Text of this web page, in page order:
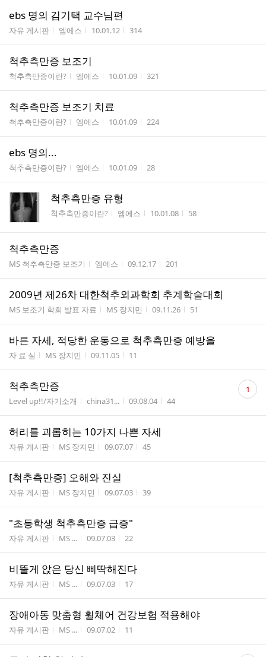
ebs 명의 김기택 교수님편
게시판명
자유 게시판 작성자
엠에스 작성시간
10.01.12 조회수
314
척추측만증 보조기
게시판명
척추측만증이란? 작성자
엠에스 작성시간
10.01.09 조회수
321
척추측만증 보조기 치료
게시판명
척추측만증이란? 작성자
엠에스 작성시간
10.01.09 조회수
224
ebs 명의...
게시판명
척추측만증이란? 작성자
엠에스 작성시간
10.01.09 조회수
28
척추측만증 유형
게시판명
척추측만증이란? 작성자
엠에스 작성시간
10.01.08 조회수
58
척추측만증
게시판명
MS 척추측만증 보조기 작성자
엠에스 작성시간
09.12.17 조회수
201
2009년 제26차 대한척추외과학회 추계학술대회
게시판명
MS 보조기 학회 발표 자료 작성자
MS 장지민 작성시간
09.11.26 조회수
51
바른 자세, 적당한 운동으로 척추측만증 예방을
게시판명
자 료 실 작성자
MS 장지민 작성시간
09.11.05 조회수
11
척추측만증
게시판명
Level up!!/자기소개 작성자
china31... 작성시간
09.08.04 조회수
44
댓
글 1
허리를 괴롭히는 10가지 나쁜 자세
게시판명
자유 게시판 작성자
MS 장지민 작성시간
09.07.07 조회수
45
[척추측만증] 오해와 진실
게시판명
자유 게시판 작성자
MS 장지민 작성시간
09.07.03 조회수
39
"초등학생 척추측만증 급증"
게시판명
자유 게시판 작성자
MS ... 작성시간
09.07.03 조회수
22
비뚤게 앉은 당신 삐딱해진다
게시판명
자유 게시판 작성자
MS ... 작성시간
09.07.03 조회수
17
장애아동 맞춤형 휠체어 건강보험 적용해야
게시판명
자유 게시판 작성자
MS ... 작성시간
09.07.02 조회수
11